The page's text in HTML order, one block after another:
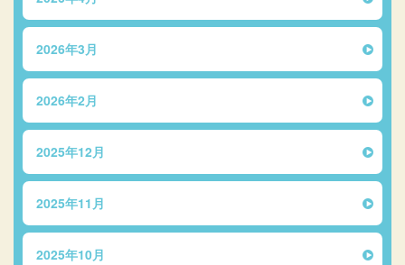
2026年3月
2026年2月
2025年12月
2025年11月
2025年10月